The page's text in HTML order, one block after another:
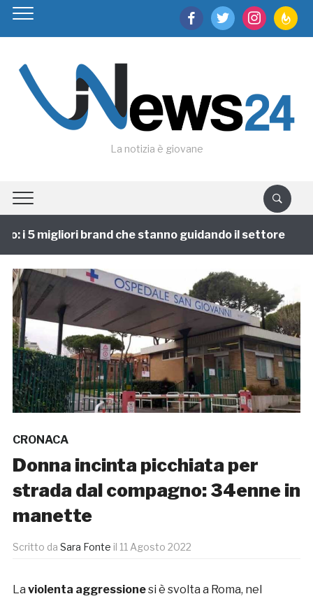
facebooktwitter instagram
La notizia è giovane
i 5 migliori brand che stanno guidando il settore
CRONACA
Donna incinta picchiata per
strada dal compagno: 34enne in
manette
Scritto da Sara Fonte il 11 Agosto 2022
La violenta aggressionesi è svolta a Roma, nel